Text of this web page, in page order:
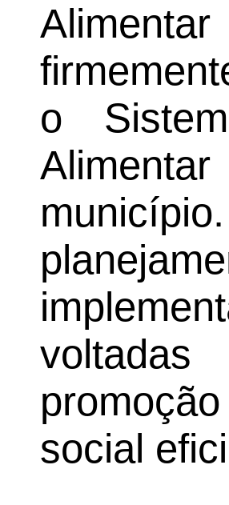
o
social